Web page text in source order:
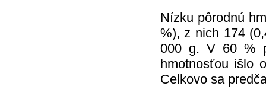
Nízku pôrodnú
%), z nich 174
000 g. V 60 %
hmotnosťou išlo
Celkovo sa